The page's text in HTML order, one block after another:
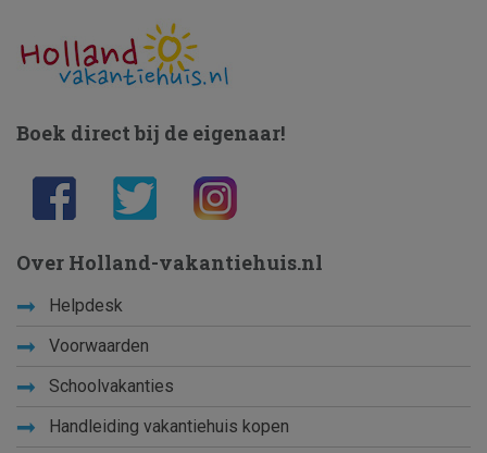
Boek direct bij de eigenaar!
Over Holland-vakantiehuis.nl
Helpdesk
Voorwaarden
Schoolvakanties
Handleiding vakantiehuis kopen